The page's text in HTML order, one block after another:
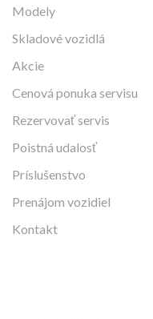
Modely
Skladové vozidlá
Akcie
Cenová ponuka servisu
Rezervovať servis
Poistná udalosť
Príslušenstvo
Prenájom vozidiel
Kontakt